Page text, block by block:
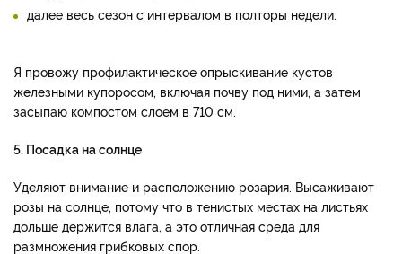
далее весь сезон с интервалом в полторы недели.
Я провожу профилактическое опрыскивание кустов
железными купоросом, включая почву под ними, а затем
засыпаю компостом слоем в 710 см.
5. Посадка на солнце
Уделяют внимание и расположению розария. Высаживают
розы на солнце, потому что в тенистых местах на листьях
дольше держится влага, а это отличная среда для
размножения грибковых спор.